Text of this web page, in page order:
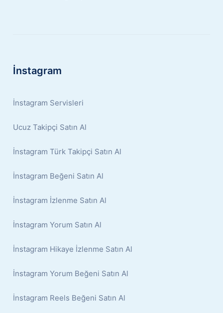
İnstagram
İnstagram Servisleri
Ucuz Takipçi Satın Al
İnstagram Türk Takipçi Satın Al
İnstagram Beğeni Satın Al
İnstagram İzlenme Satın Al
İnstagram Yorum Satın Al
İnstagram Hikaye İzlenme Satın Al
İnstagram Yorum Beğeni Satın Al
İnstagram Reels Beğeni Satın Al